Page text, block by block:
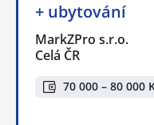
+ ubytování
MarkZPro s.r.o.
Celá ČR
70 000 – 80 000